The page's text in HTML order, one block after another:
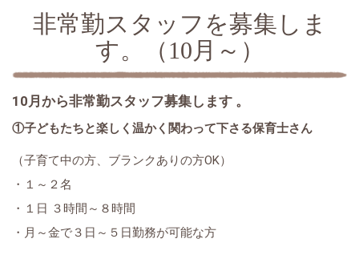
非常勤スタッフを募集しま
す。（10月～）
10月から非常勤スタッフ募集します 。
①子どもたちと楽しく温かく関わって下さる保育士さん
（子育て中の方、ブランクありの方OK）
・１～２名
・１日 ３時間～８時間
・月～金で３日～５日勤務が可能な方